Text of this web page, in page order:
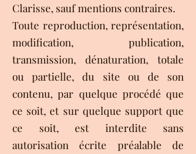
Clarisse, sauf mentions contraires.
Toute reproduction, représentation,
modification, publication,
transmission, dénaturation, totale
ou partielle, du site ou de son
contenu, par quelque procédé que
ce soit, et sur quelque support que
ce soit, est interdite sans
autorisation écrite préalable de